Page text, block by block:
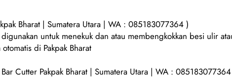
Bharat | Sumatera Utara | WA : 085183077364 )
untuk menekuk dan atau membengkokkan besi ulir
di Pakpak Bharat
Cutter Pakpak Bharat | Sumatera Utara | WA :